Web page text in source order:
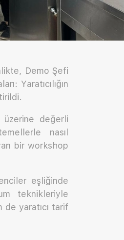
Demo Şefi
Yaratıcılığın
değerli
nasıl
bir workshop
eşliğinde
teknikleriyle
yaratıcı tarif